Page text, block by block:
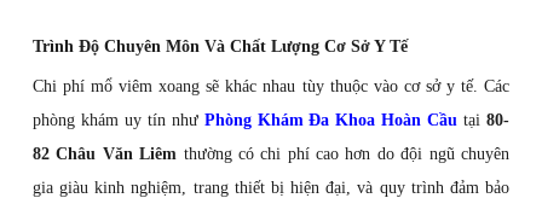
Trình Độ Chuyên Môn Và Chất Lượng Cơ Sở Y Tế
Chi phí mổ viêm xoang sẽ khác nhau tùy thuộc vào cơ sở y tế. Các
phòng khám uy tín như Phòng Khám Đa Khoa Hoàn Cầu tại80-
82 Châu Văn Liêm thường có chi phí cao hơn do đội ngũ chuyên
gia giàu kinh nghiệm, trang thiết bị hiện đại, và quy trình đảm bảo